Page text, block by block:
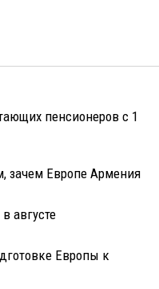
пенсионеров с 1
зачем Европе Армения
августе
Европы к